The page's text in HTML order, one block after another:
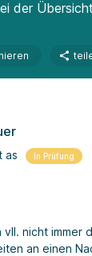
der
as In Prüfung
vll. nicht immer
an einen